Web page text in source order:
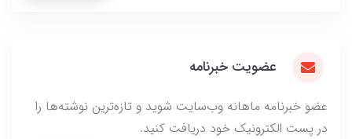
عضویت خبرنامه
عضو خبرنامه ماهانه وب‌سایت شوید و تازه‌ترین نوشته‌ها را
در پست الکترونیک خود دریافت کنید.